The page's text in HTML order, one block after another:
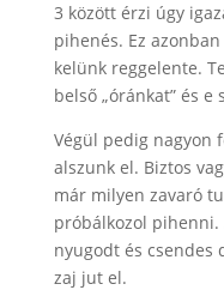
3 között érzi úgy
pihenés. Ez
kelünk reggelente.
belső „óránkat” és
Végül pedig nagyon
alszunk el. Biztos
már milyen zavaró
próbálkozol pihenni.
nyugodt és csendes
zaj jut el.